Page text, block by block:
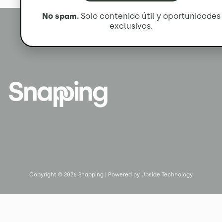
Copyright © 2026 Snapping | Powered by Upside Technology
No spam.Solo contenido útil y oportunidades
exclusivas.